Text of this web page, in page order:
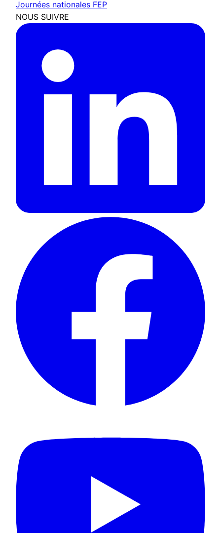
Journées nationales FEP
NOUS SUIVRE